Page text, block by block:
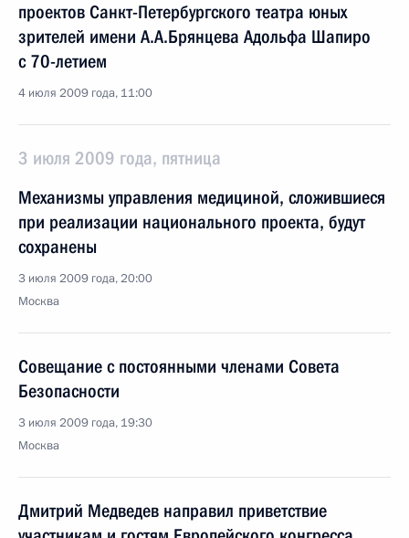
проектов Санкт-Петербургского театра юных
зрителей имени А.А.Брянцева Адольфа Шапиро
с 70-летием
4 июля 2009 года, 11:00
3 июля 2009 года, пятница
Механизмы управления медициной, сложившиеся
при реализации национального проекта, будут
сохранены
3 июля 2009 года, 20:00
Москва
Совещание с постоянными членами Совета
Безопасности
3 июля 2009 года, 19:30
Москва
Дмитрий Медведев направил приветствие